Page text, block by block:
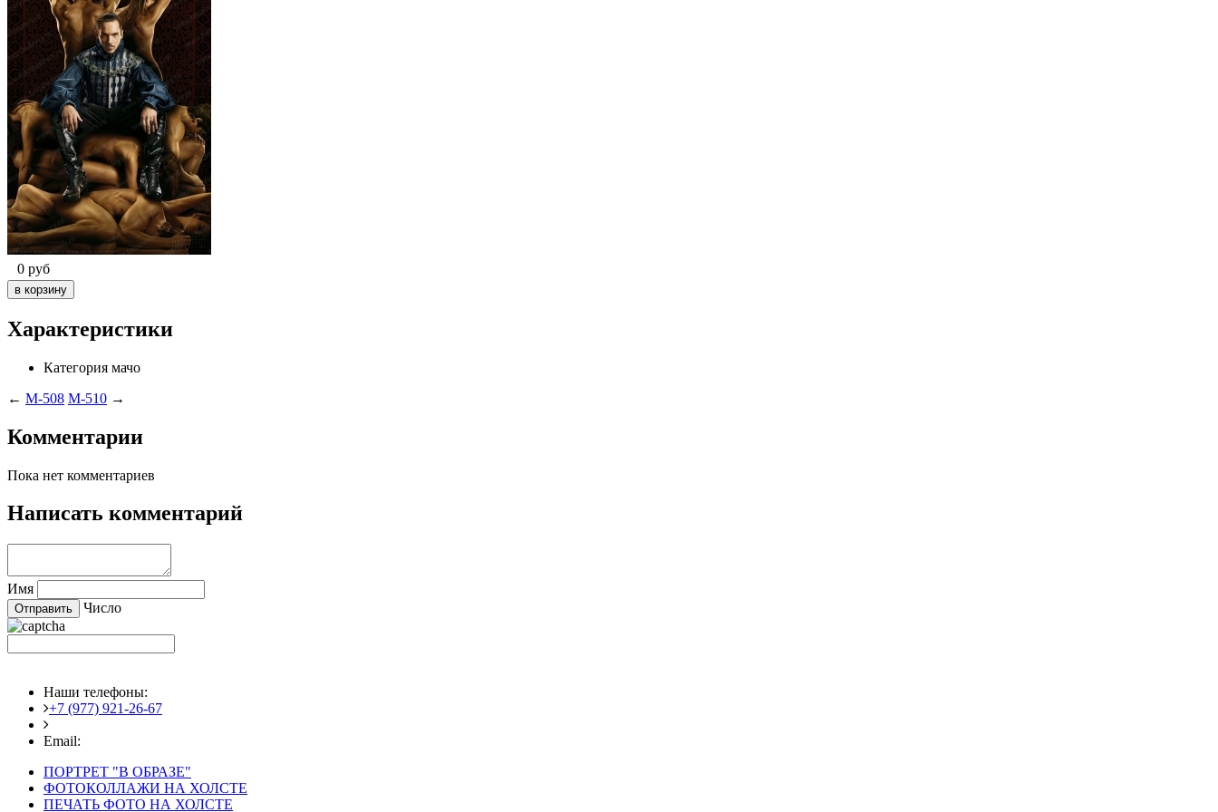
0 руб
Характеристики
Категория мачо
← M-508 M-510 →
Комментарии
Пока нет комментариев
Написать комментарий
Имя
Число
Наши телефоны:
+7 (977) 921-26-67
Email:
ПОРТРЕТ "В ОБРАЗЕ"
ФОТОКОЛЛАЖИ НА ХОЛСТЕ
ПЕЧАТЬ ФОТО НА ХОЛСТЕ